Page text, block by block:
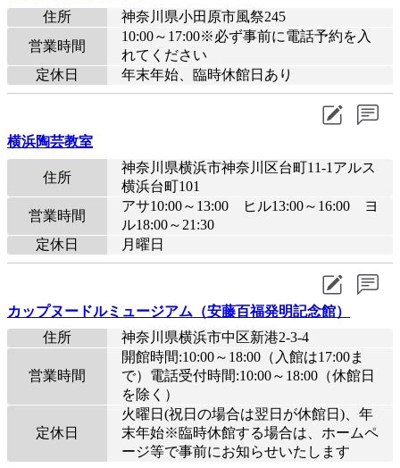
住所
神奈川県小田原市風祭245
営業時間
10:00～17:00※必ず事前に電話予約を入
れてください
定休日
年末年始、臨時休館日あり
横浜陶芸教室
住所
神奈川県横浜市神奈川区台町11-1アルス
横浜台町101
営業時間
アサ10:00～13:00 ヒル13:00～16:00 ヨ
ル18:00～21:30
定休日
月曜日
カップヌードルミュージアム（安藤百福発明記念館）
住所
神奈川県横浜市中区新港2-3-4
営業時間
開館時間:10:00～18:00（入館は17:00ま
で）電話受付時間:10:00～18:00（休館日
を除く）
定休日
火曜日(祝日の場合は翌日が休館日)、年
末年始※臨時休館する場合は、ホームペ
ージ等で事前にお知らせいたします